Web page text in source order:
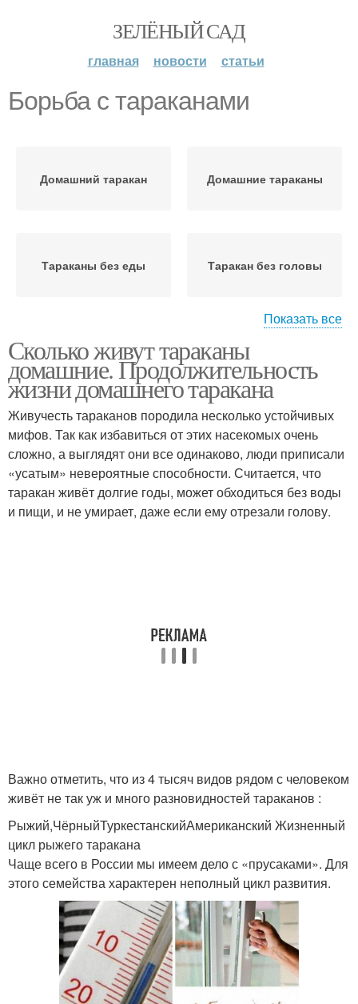
ЗЕЛЁНЫЙ САД
главная новости статьи
Борьба с тараканами
Домашний таракан Домашние тараканы
Тараканы без еды Таракан без головы
тараканы
Черные тараканы
Тараканы в россии Тараканы в доме
Тараканы с помощью
Создание для
тараканов
Вещества от тараканов Тараканы от квартиры
Тараканы в квартире Гели от тараканов
Показать все
Сколько живут тараканы
домашние. Продолжительность
жизни домашнего таракана
Живучесть тараканов породила несколько устойчивых
мифов. Так как избавиться от этих насекомых очень
сложно, а выглядят они все одинаково, люди приписали
«усатым» невероятные способности. Считается, что
таракан живёт долгие годы, может обходиться без воды
и пищи, и не умирает, даже если ему отрезали голову.
Важно отметить, что из 4 тысяч видов рядом с человеком
живёт не так уж и много разновидностей тараканов :
Рыжий,ЧёрныйТуркестанскийАмериканский Жизненный
цикл рыжего таракана
Чаще всего в России мы имеем дело с «прусаками». Для
этого семейства характерен неполный цикл развития.